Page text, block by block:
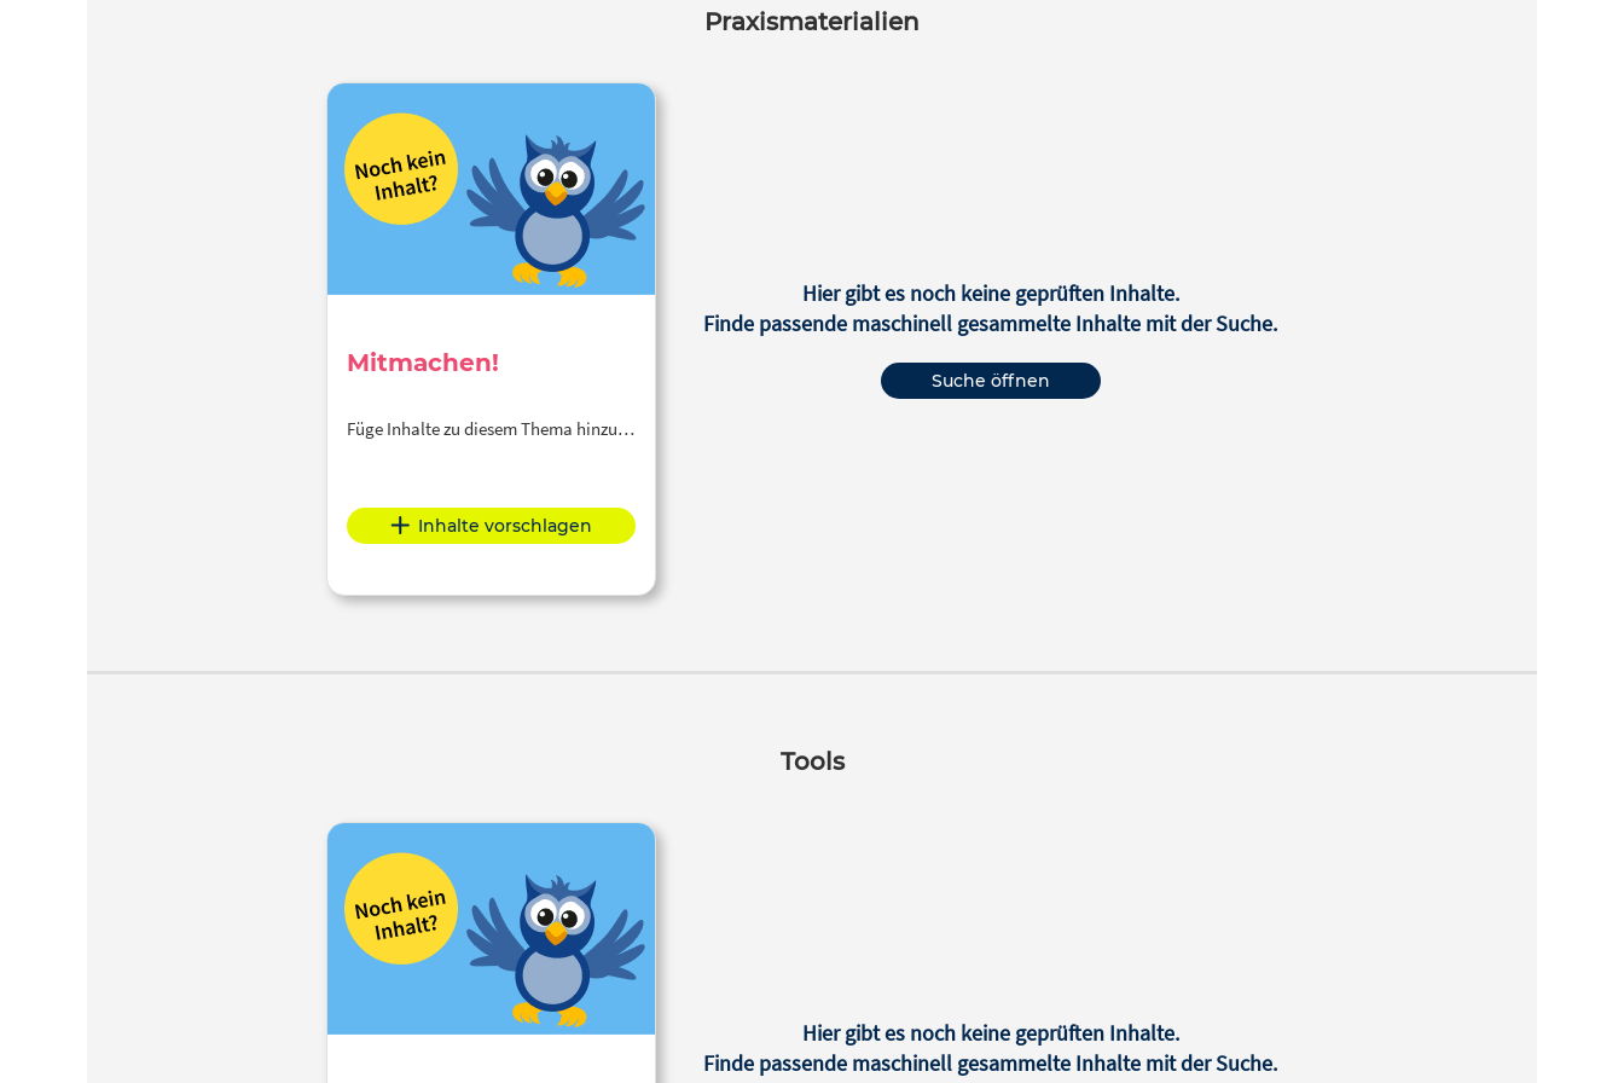
großen Klaviervirtuosen und
Praxismaterialien
Mitmachen!
Füge Inhalte zu diesem Thema hinzu…
Inhalte vorschlagen
Hier gibt es noch keine geprüften Inhalte.
Finde passende maschinell gesammelte Inhalte mit der Suche.
Suche öffnen
Tools
Hier gibt es noch keine geprüften Inhalte.
Finde passende maschinell gesammelte Inhalte mit der Suche.